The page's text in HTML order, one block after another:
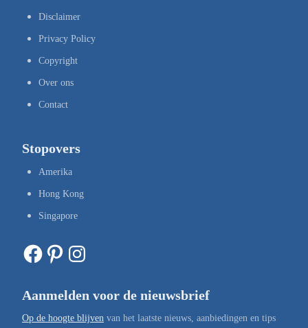
Disclaimer
Privacy Policy
Copyright
Over ons
Contact
Stopovers
Amerika
Hong Kong
Singapore
Facebook Pinterest Instagram
Aanmelden voor de nieuwsbrief
Op de hoogte blijven van het laatste nieuws, aanbiedingen en tips